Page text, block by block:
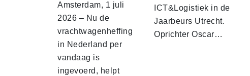
Amsterdam, 1 juli
2026 – Nu de
vrachtwagenheffing
in Nederland per
vandaag is
ingevoerd, helpt
ICT&Logistiek in de
Jaarbeurs Utrecht.
Oprichter Oscar…